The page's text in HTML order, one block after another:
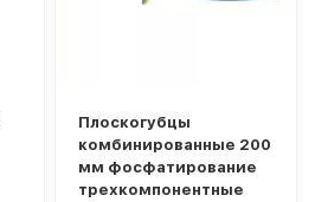
Плоскогубцы
комбинированные 200
мм фосфатирование
трехкомпонентные